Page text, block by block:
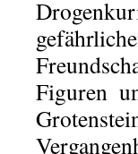
Figuren